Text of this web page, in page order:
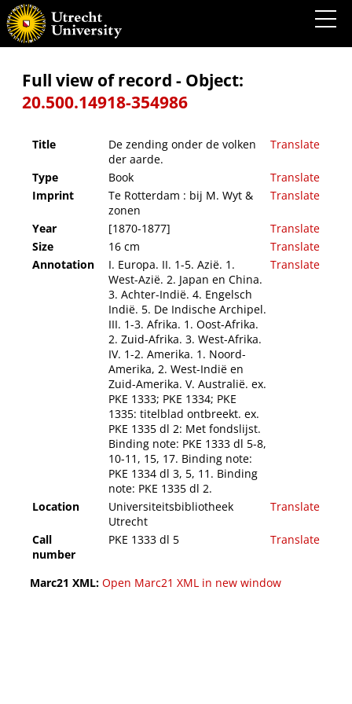
De zending onder de volken der aarde.
Full view of record - Object:
20.500.14918-354986
Title
De zending onder de volken
der aarde.
Translate
Type Book
Translate
Imprint
Te Rotterdam : bij M. Wyt &
zonen
Translate
Year [1870-1877]
Translate
Size
16 cm
Translate
Annotation
I. Europa. II. 1-5. Azië. 1.
West-Azië. 2. Japan en China.
3. Achter-Indië. 4. Engelsch
Indië. 5. De Indische Archipel.
III. 1-3. Afrika. 1. Oost-Afrika.
2. Zuid-Afrika. 3. West-Afrika.
IV. 1-2. Amerika. 1. Noord-
Amerika, 2. West-Indië en
Zuid-Amerika. V. Australië. ex.
PKE 1333; PKE 1334; PKE
1335: titelblad ontbreekt. ex.
PKE 1335 dl 2: Met fondslijst.
Binding note: PKE 1333 dl 5-8,
10-11, 15, 17. Binding note:
PKE 1334 dl 3, 5, 11. Binding
note: PKE 1335 dl 2.
Translate
Location
Universiteitsbibliotheek
Utrecht
Translate
Call
number
PKE 1333 dl 5 Translate
Marc21 XML: Open Marc21 XML in new window